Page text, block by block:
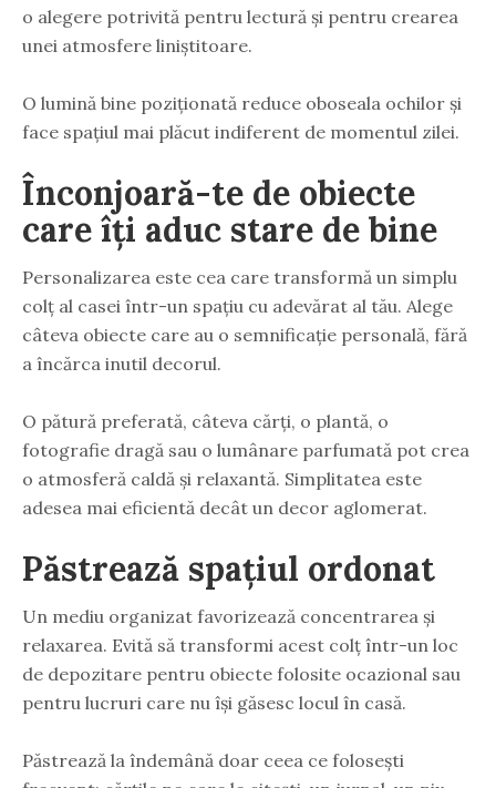
o alegere potrivită pentru lectură și pentru crearea
unei atmosfere liniștitoare.
O lumină bine poziționată reduce oboseala ochilor și
face spațiul mai plăcut indiferent de momentul zilei.
Înconjoară-te de obiecte
care îți aduc stare de bine
Personalizarea este cea care transformă un simplu
colț al casei într-un spațiu cu adevărat al tău. Alege
câteva obiecte care au o semnificație personală, fără
a încărca inutil decorul.
O pătură preferată, câteva cărți, o plantă, o
fotografie dragă sau o lumânare parfumată pot crea
o atmosferă caldă și relaxantă. Simplitatea este
adesea mai eficientă decât un decor aglomerat.
Păstrează spațiul ordonat
Un mediu organizat favorizează concentrarea și
relaxarea. Evită să transformi acest colț într-un loc
de depozitare pentru obiecte folosite ocazional sau
pentru lucruri care nu își găsesc locul în casă.
Păstrează la îndemână doar ceea ce folosești